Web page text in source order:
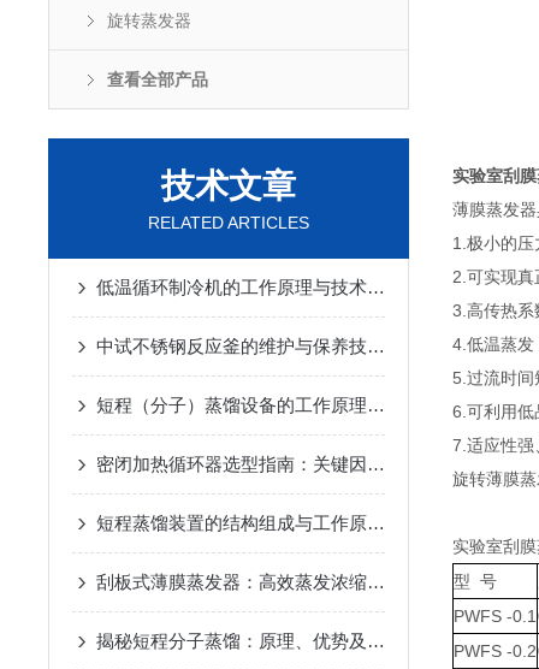
旋转蒸发器
查看全部产品
技术文章
RELATED ARTICLES
低温循环制冷机的工作原理与技术优势 2025-02-14
中试不锈钢反应釜的维护与保养技巧 2025-01-10
短程（分子）蒸馏设备的工作原理及应用 2024-12-07
密闭加热循环器选型指南：关键因素与考量
短程蒸馏装置的结构组成与工作原理
刮板式薄膜蒸发器：高效蒸发浓缩设备的深度解析
揭秘短程分子蒸馏：原理、优势及未来发展趋势 2024-
实验室刮
薄膜蒸发
1.极小的
2.可实现
3.高传热系
4.低温蒸发
5.过流时间
6.可利用低
7.适应性强
旋转薄膜
实验室刮
型 号
PWFS -0.1
PWFS -0.2